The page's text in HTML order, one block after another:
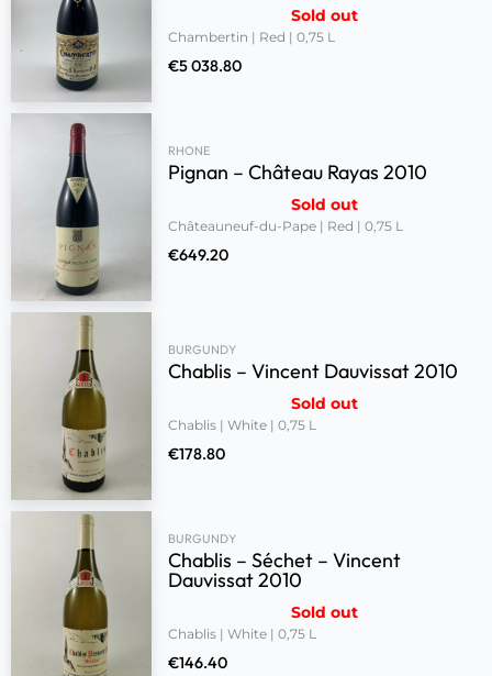
Sold out
Chambertin | Red | 0,75 L
€5 038.80
RHONE
Pignan – Château Rayas 2010
Sold out
Châteauneuf-du-Pape | Red | 0,75 L
€649.20
BURGUNDY
Chablis – Vincent Dauvissat 2010
Sold out
Chablis | White | 0,75 L
€178.80
BURGUNDY
Chablis – Séchet – Vincent
Dauvissat 2010
Sold out
Chablis | White | 0,75 L
€146.40